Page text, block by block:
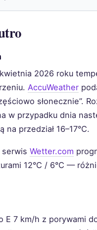
2026 roku
AccuWeather
słonecznie”.
w przypadku dnia
na przedział 16–17°C.
Wetter.com
12°C / 6°C —
E 7 km/h z porywami